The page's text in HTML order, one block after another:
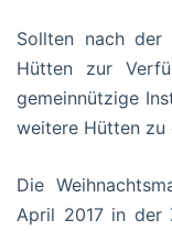
Sollten nach der
Hütten zur
gemeinnützige
weitere Hütten zu
Die
April 2017 in